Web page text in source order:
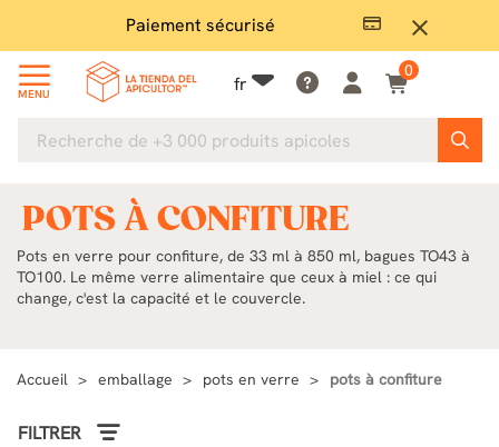
close
Paiement sécurisé
MENU fr
0
POTS À CONFITURE
Pots en verre pour confiture, de 33 ml à 850 ml, bagues TO43 à
TO100. Le même verre alimentaire que ceux à miel : ce qui
change, c'est la capacité et le couvercle.
Accueil emballage pots en verre pots à confiture
FILTRER